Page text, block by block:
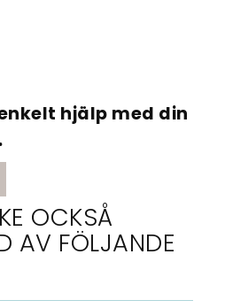
hjälp med din
OCKSÅ
AV FÖLJANDE